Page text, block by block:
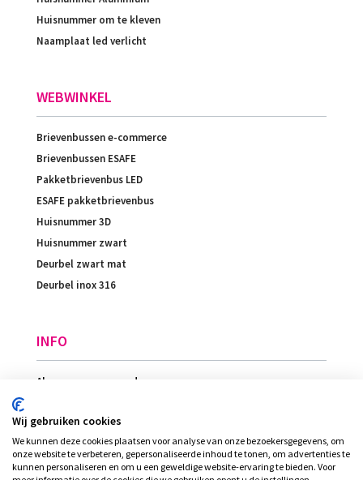
Huisnummer om te kleven
Naamplaat led verlicht
WEBWINKEL
Brievenbussen e-commerce
Brievenbussen ESAFE
Pakketbrievenbus LED
ESAFE pakketbrievenbus
Huisnummer 3D
Huisnummer zwart
Deurbel zwart mat
Deurbel inox 316
INFO
Algemene voorwaarden
Levering
Ligging
Wij gebruiken cookies
We kunnen deze cookies plaatsen voor analyse van onze bezoekersgegevens, om
onze website te verbeteren, gepersonaliseerde inhoud te tonen, om advertenties te
kunnen personaliseren en om u een geweldige website-ervaring te bieden. Voor